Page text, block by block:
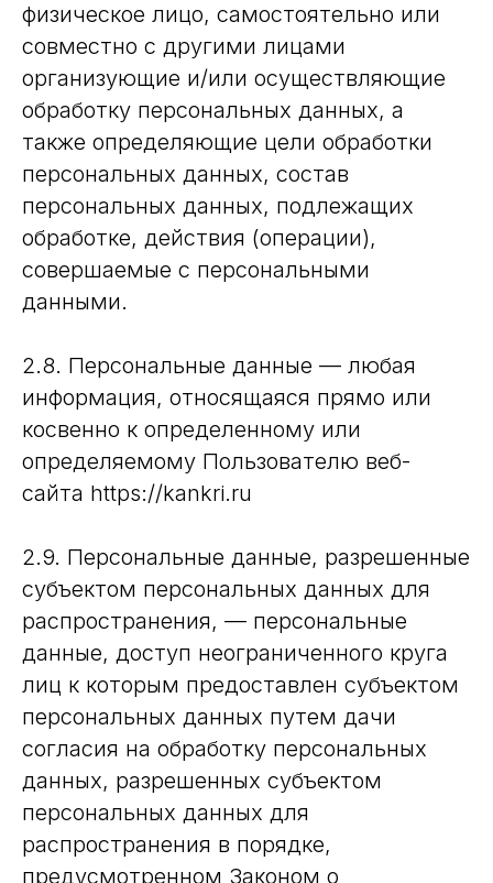
физическое лицо, самостоятельно или
совместно с другими лицами
организующие и/или осуществляющие
обработку персональных данных, а
также определяющие цели обработки
персональных данных, состав
персональных данных, подлежащих
обработке, действия (операции),
совершаемые с персональными
данными.
2.8. Персональные данные — любая
информация, относящаяся прямо или
косвенно к определенному или
определяемому Пользователю веб-
сайта https://kankri.ru
2.9. Персональные данные, разрешенные
субъектом персональных данных для
распространения, — персональные
данные, доступ неограниченного круга
лиц к которым предоставлен субъектом
персональных данных путем дачи
согласия на обработку персональных
данных, разрешенных субъектом
персональных данных для
распространения в порядке,
предусмотренном Законом о